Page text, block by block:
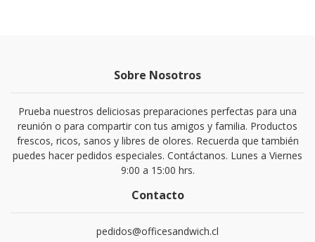
Sobre Nosotros
Prueba nuestros deliciosas preparaciones perfectas para una
reunión o para compartir con tus amigos y familia. Productos
frescos, ricos, sanos y libres de olores. Recuerda que también
puedes hacer pedidos especiales. Contáctanos. Lunes a Viernes
9:00 a 15:00 hrs.
Contacto
pedidos@officesandwich.cl